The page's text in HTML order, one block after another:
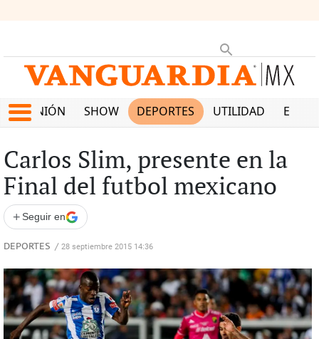
OPINIÓN SHOW DEPORTES UTILIDAD
Carlos Slim, presente en la
Final del futbol mexicano
+ Seguir en
DEPORTES / 28 septiembre 2015 14:36